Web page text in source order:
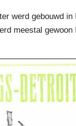
werd gebouwd in
meestal gewoon